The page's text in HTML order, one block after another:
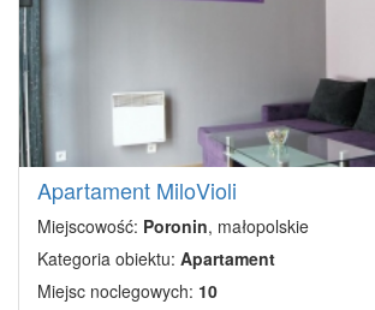
Apartament MiloVioli
Miejscowość: Poronin, małopolskie
Kategoria obiektu: Apartament
Miejsc noclegowych: 10